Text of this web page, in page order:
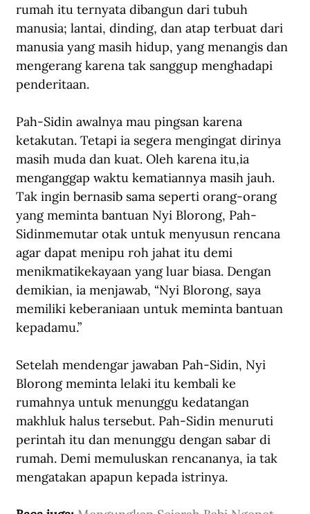
rumah itu ternyata dibangun dari tubuh
manusia; lantai, dinding, dan atap terbuat dari
manusia yang masih hidup, yang menangis dan
mengerang karena tak sanggup menghadapi
penderitaan.
Pah-Sidin awalnya mau pingsan karena
ketakutan. Tetapi ia segera mengingat dirinya
masih muda dan kuat. Oleh karena itu,ia
menganggap waktu kematiannya masih jauh.
Tak ingin bernasib sama seperti orang-orang
yang meminta bantuan Nyi Blorong, Pah-
Sidinmemutar otak untuk menyusun rencana
agar dapat menipu roh jahat itu demi
menikmatikekayaan yang luar biasa. Dengan
demikian, ia menjawab, “Nyi Blorong, saya
memiliki keberaniaan untuk meminta bantuan
kepadamu.”
Setelah mendengar jawaban Pah-Sidin, Nyi
Blorong meminta lelaki itu kembali ke
rumahnya untuk menunggu kedatangan
makhluk halus tersebut. Pah-Sidin menuruti
perintah itu dan menunggu dengan sabar di
rumah. Demi memuluskan rencananya, ia tak
mengatakan apapun kepada istrinya.